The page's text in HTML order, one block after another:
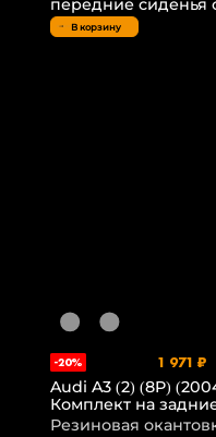
передние сиденья
В корзину
-20% 1 971 ₽
Audi A3 (2) (8P)
Комплект на
Резиновая